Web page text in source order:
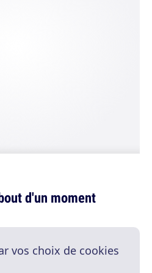
d'un moment
vos choix de cookies